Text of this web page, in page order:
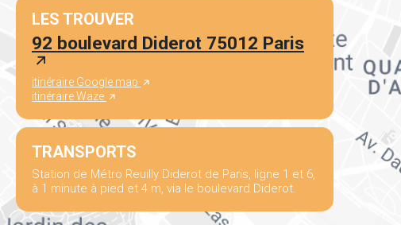
LES TROUVER
92 boulevard Diderot 75012 Paris
itinéraire Google map
itinéraire Waze
TRANSPORTS
Station de Métro Reuilly Diderot de Paris, ligne 1 et 6,
à 1 minute à pied et 4 m, via le boulevard Diderot.